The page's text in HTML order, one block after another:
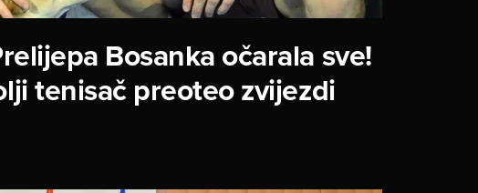
Bosanka očarala sve!
tenisač preoteo zvijezdi